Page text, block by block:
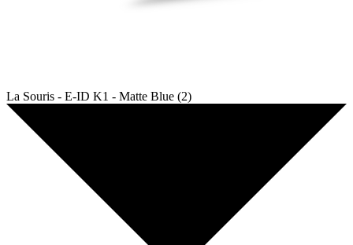
La Souris - E-ID K1 - Matte Blue (2)